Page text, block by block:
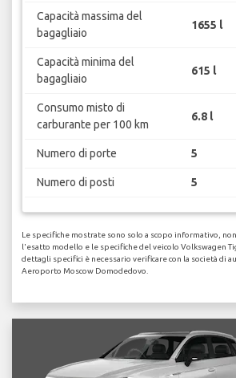
Capacità massima del
bagagliaio
1655 l
Capacità minima del
bagagliaio
615 l
Consumo misto di
carburante per 100 km
6.8 l
Numero di porte 5
Numero di posti 5
Le specifiche mostrate sono solo a scopo informativo,
l'esatto modello e le specifiche del veicolo Volkswagen
dettagli specifici è necessario verificare con la società di
Aeroporto Moscow Domodedovo.